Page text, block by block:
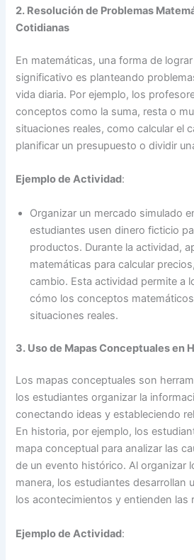
2. Resolución de Problemas
Cotidianas
En matemáticas, una forma de
significativo es planteando
vida diaria. Por ejemplo, los
conceptos como la suma, resta o
situaciones reales, como calcular el
planificar un presupuesto o dividir
Ejemplo de Actividad:
Organizar un mercado simulado
estudiantes usen dinero ficticio
productos. Durante la actividad,
matemáticas para calcular
cambio. Esta actividad permite a
cómo los conceptos
situaciones reales.
3. Uso de Mapas Conceptuales en
Los mapas conceptuales son
los estudiantes organizar la
conectando ideas y estableciendo
En historia, por ejemplo, los
mapa conceptual para analizar las
de un evento histórico. Al organizar
manera, los estudiantes desarrollan
los acontecimientos y entienden las
Ejemplo de Actividad: